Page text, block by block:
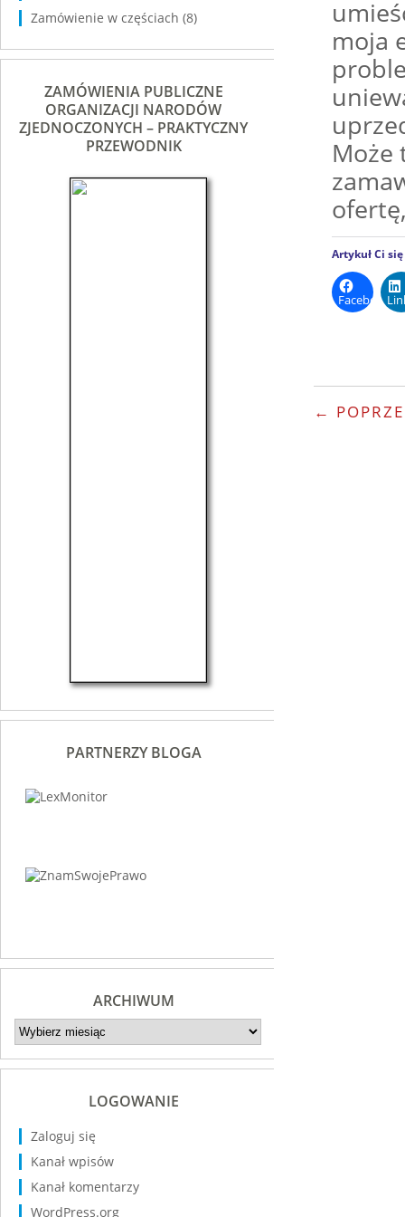
moja
Może
Artykuł Ci
Facebook
←
Zamówienie w częściach (8)
ZAMÓWIENIA PUBLICZNE
ORGANIZACJI NARODÓW
ZJEDNOCZONYCH – PRAKTYCZNY
PRZEWODNIK
PARTNERZY BLOGA
ARCHIWUM
Archiwum
LOGOWANIE
Zaloguj się
Kanał wpisów
Kanał komentarzy
WordPress.org